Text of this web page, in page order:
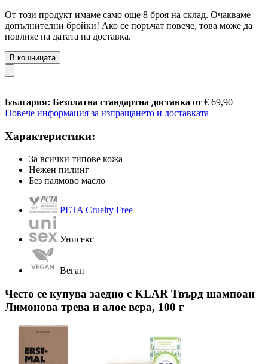
От този продукт имаме само още 8 броя на склад. Очакваме
допълнителни бройки! Ако се поръчат повече, това може да
повлияе на датата на доставка.
В кошницата
България: Безплатна стандартна доставка от € 69,90
Повече информация за изпращането и доставката
Характеристики:
За всички типове кожа
Нежен пилинг
Без палмово масло
PETA Cruelty Free
Унисекс
Веган
Често се купува заедно с KLAR Твърд шампоан
Лимонова трева и алое вера, 100 г